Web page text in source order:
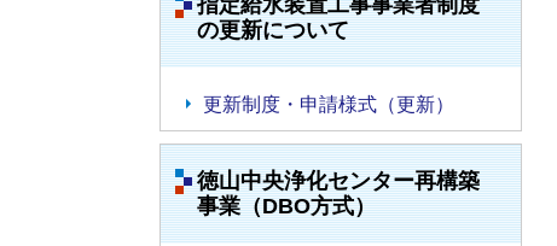
指定給水装置工事事業者制度
の更新について
更新制度・申請様式（更新）
徳山中央浄化センター再構築
事業（DBO方式）